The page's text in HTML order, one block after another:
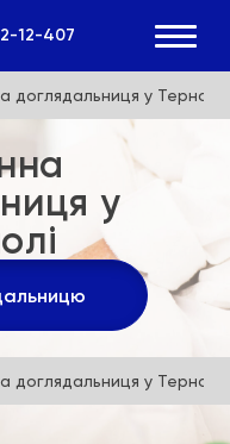
12-407
доглядальниця у
у
доглядальниця у